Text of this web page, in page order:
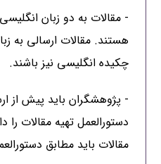
- مقالات به دو زبان
هستند. مقالات ارسالی به
چکیده انگلیسی نیز باشند.
- پژوهشگران باید پیش از
دستورالعمل تهیه مقالات را
مقالات باید مطابق